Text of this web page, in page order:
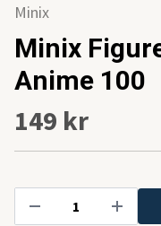
Minix
Minix
Anime 100
149 kr